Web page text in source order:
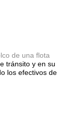
de una flota
tránsito y en su
los efectivos de